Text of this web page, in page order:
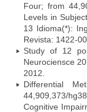
Four; from
Levels in
13 Idioma(*):
Revista: 1422-
Study of 12
Neurociensce
2012.
Differential
44,909,373/
Cognitive